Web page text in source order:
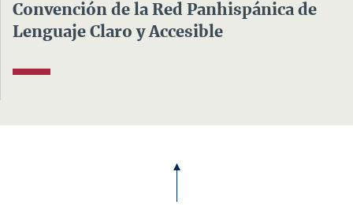
Convención de la Red Panhispánica de
Lenguaje Claro y Accesible